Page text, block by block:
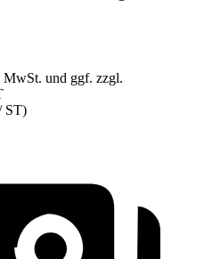
und ggf. zzgl.
ST)